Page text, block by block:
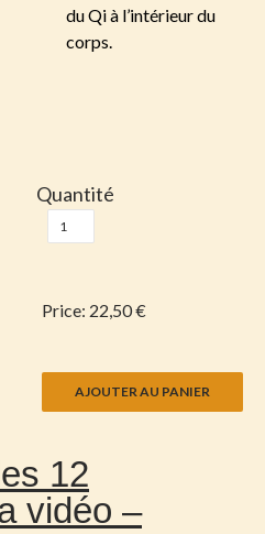
du Qi à l’intérieur du
corps.
Quantité
Price: 22,50 €
12
vidéo –